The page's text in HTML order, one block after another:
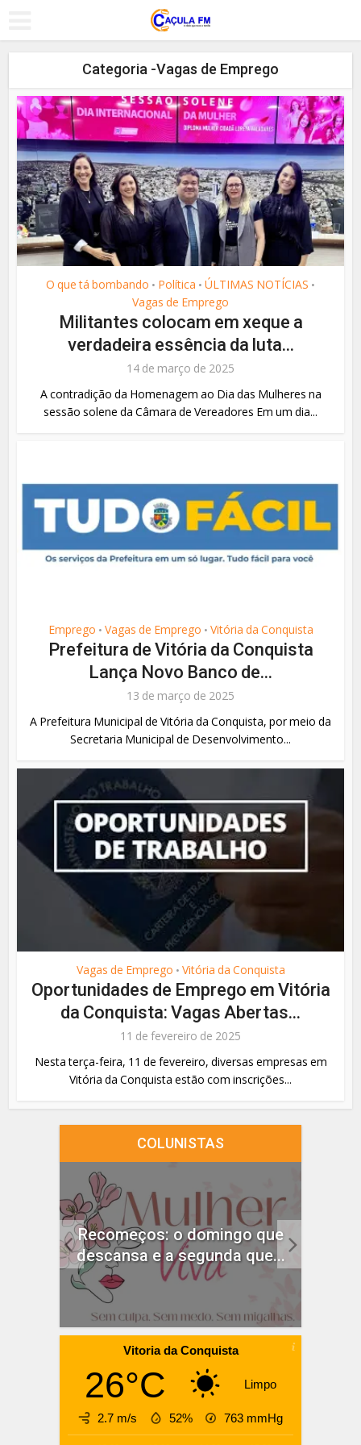
Categoria -Vagas de Emprego
O que tá bombando • Política • ÚLTIMAS NOTÍCIAS •
Vagas de Emprego
Militantes colocam em xeque a
verdadeira essência da luta...
14 de março de 2025
A contradição da Homenagem ao Dia das Mulheres na
sessão solene da Câmara de Vereadores Em um dia...
Emprego • Vagas de Emprego • Vitória da Conquista
Prefeitura de Vitória da Conquista
Lança Novo Banco de...
13 de março de 2025
A Prefeitura Municipal de Vitória da Conquista, por meio da
Secretaria Municipal de Desenvolvimento...
Vagas de Emprego • Vitória da Conquista
Oportunidades de Emprego em Vitória
da Conquista: Vagas Abertas...
11 de fevereiro de 2025
Nesta terça-feira, 11 de fevereiro, diversas empresas em
Vitória da Conquista estão com inscrições...
COLUNISTAS
Recomeços: o domingo que
descansa e a segunda que...
Vitoria da Conquista
26°C Limpo
2.7 m/s 52% 763 mmHg